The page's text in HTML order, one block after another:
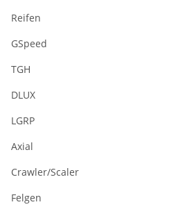
Reifen
GSpeed
TGH
DLUX
LGRP
Axial
Crawler/Scaler
Felgen